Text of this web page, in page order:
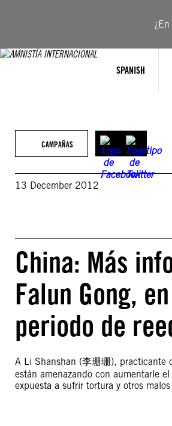
SPANISH
CAMPAÑAS
13 December 2012
China: Más
Falun Gong,
periodo de
A Li Shanshan (李珊珊), practicante
están amenazando con aumentarle
expuesta a sufrir tortura y otros